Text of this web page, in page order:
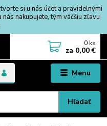
si u nás účet a pravidelnými
nakupujete, tým väčšiu zľavu
Menu
Hľadať
0 ks
za 0,00 €